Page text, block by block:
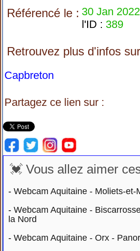
Référencé le : 30 Jan
l'ID : 389
Retrouvez plus d'infos
Capbreton
Partagez ce lien sur :
💓 Vous allez aimer
-Webcam Aquitaine - Moliets-et-
-Webcam Aquitaine -
la Nord
-Webcam Aquitaine - Orx -